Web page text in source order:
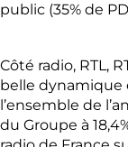
public (35% de
Côté radio, RTL,
belle dynamique
l’ensemble de
du Groupe à